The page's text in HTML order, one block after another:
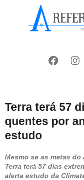
Terra terá 57
quentes por
estudo
Mesmo se as metas
Terra terá 57 dias
alerta estudo da